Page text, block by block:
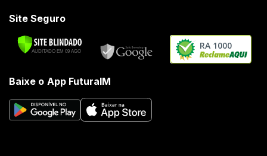
Site Seguro
RA 1000
Baixe o App FuturaIM